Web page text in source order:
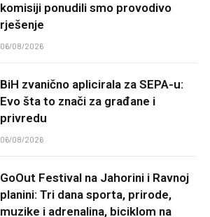
komisiji ponudili smo provodivo
rješenje
06/08/2026
BiH zvanično aplicirala za SEPA-u:
Evo šta to znači za građane i
privredu
06/08/2026
GoOut Festival na Jahorini i Ravnoj
planini: Tri dana sporta, prirode,
muzike i adrenalina, biciklom na